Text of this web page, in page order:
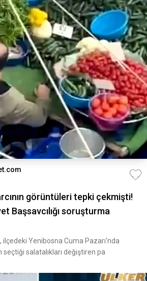
görüntüleri tepki çekmişti!
Başsavcılığı soruşturma
ilçedeki Yenibosna Cuma Pazarı'nda
salatalıkları değiştiren pa